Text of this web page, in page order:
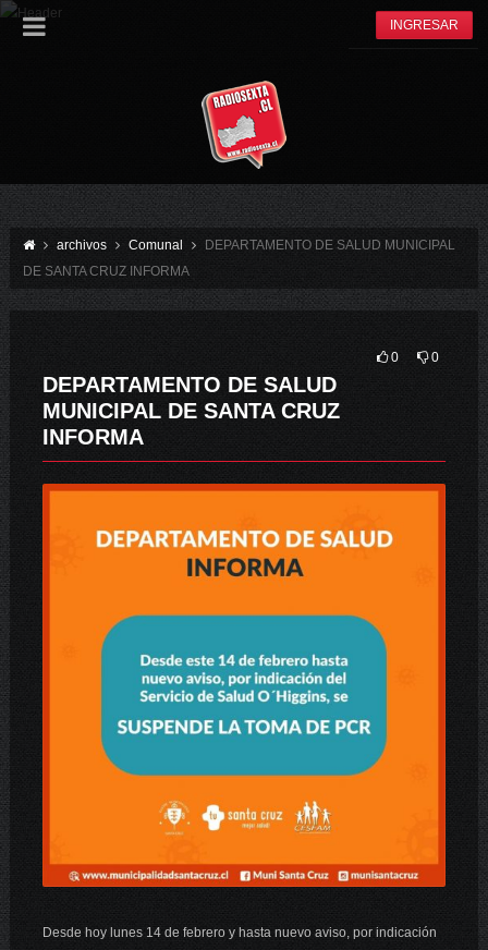
INGRESAR
archivos Comunal
DEPARTAMENTO DE SALUD MUNICIPAL
DE SANTA CRUZ INFORMA
0 0
DEPARTAMENTO DE SALUD
MUNICIPAL DE SANTA CRUZ
INFORMA
Desde hoy lunes 14 de febrero y hasta nuevo aviso, por indicación